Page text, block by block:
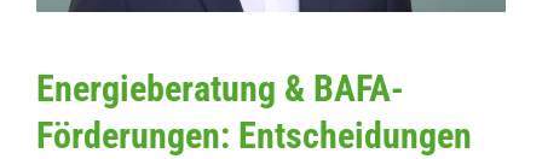
Energieberatung & BAFA-
Förderungen: Entscheidungen